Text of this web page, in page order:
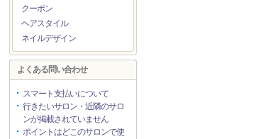
クーポン
ヘアスタイル
ネイルデザイン
よくある問い合わせ
スマート支払いについて
行きたいサロン・近隣のサロ
ンが掲載されていません
ポイントはどこのサロンで使